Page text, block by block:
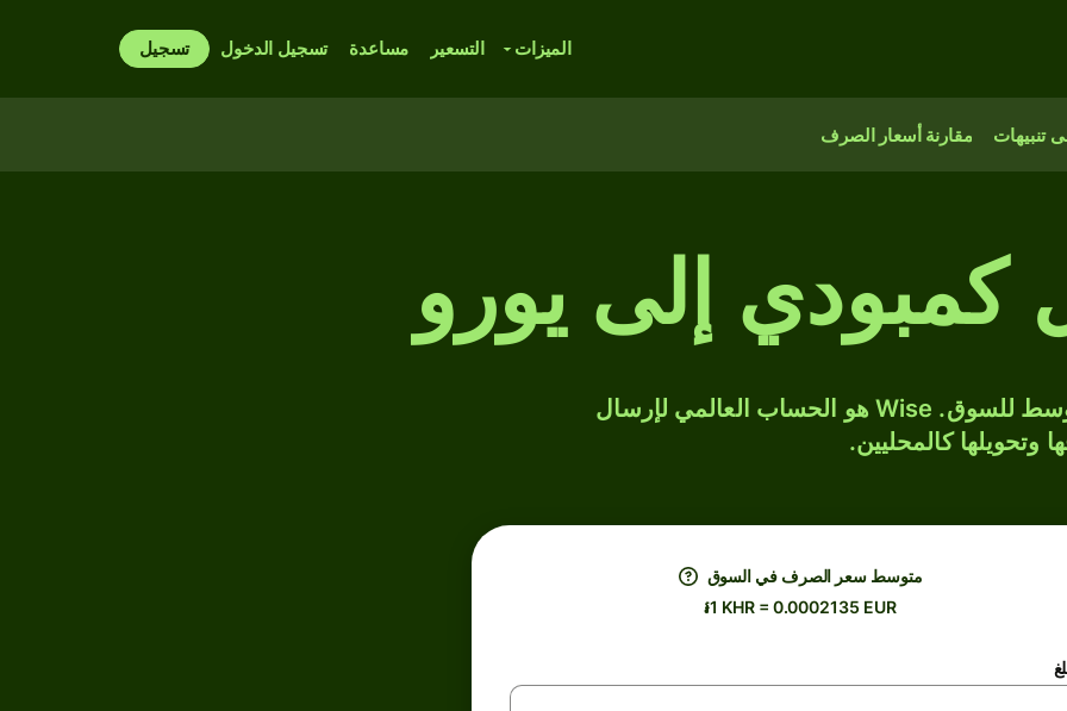
الميزات التسعير مساعدة تسجيل الدخول تسجيل
تنبيهات مقارنة أسعار الصرف
كمبودي إلى يورو
حوّل KHR إلى EUR بسعر الصرف المتوسط للسوق. Wise هو الحساب العالمي لإرسال
وتحويلها كالمحليين.
متوسط ​​سعر الصرف في السوق
៛1 KHR = 0.0002135 EUR